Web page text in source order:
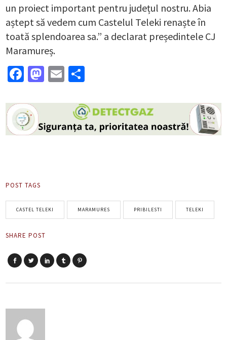
un proiect important pentru județul nostru. Abia
aștept să vedem cum Castelul Teleki renaște în
toată splendoarea sa.” a declarat președintele CJ
Maramureș.
Facebook
Mastodon
Email
POST TAGS
CASTEL TELEKI MARAMURES PRIBILESTI TELEKI
SHARE POST